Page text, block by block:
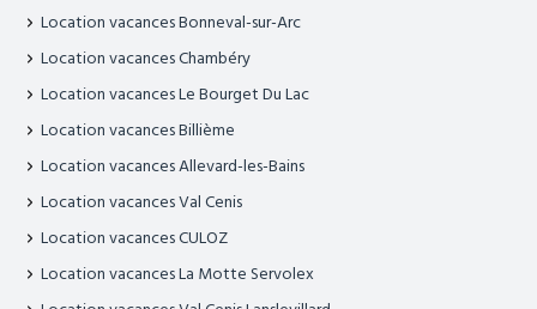
Location vacances Bonneval-sur-Arc
Location vacances Chambéry
Location vacances Le Bourget Du Lac
Location vacances Billième
Location vacances Allevard-les-Bains
Location vacances Val Cenis
Location vacances CULOZ
Location vacances La Motte Servolex